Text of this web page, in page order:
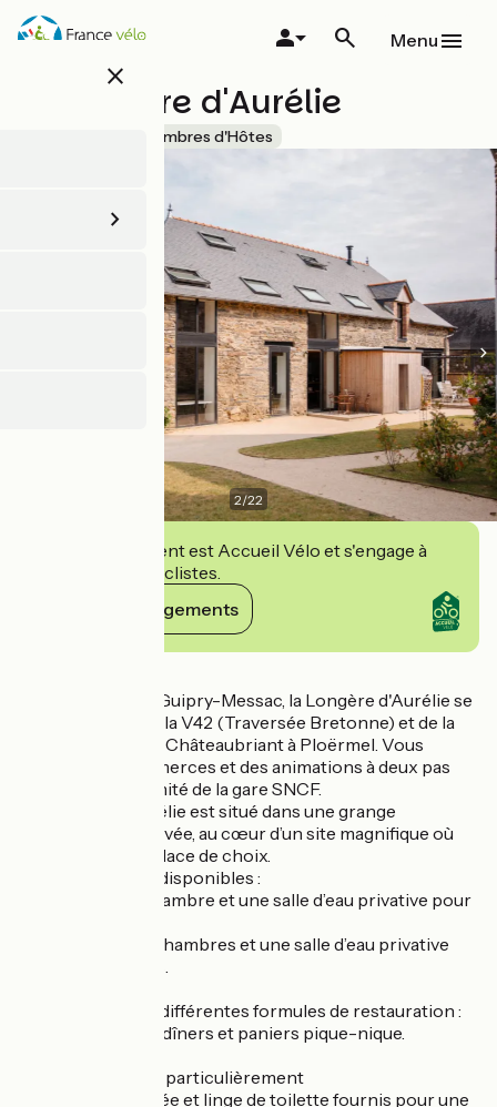
Aller
au
close
Menu
La Longère d'Aurélie
Chambres d'Hôtes
2/22
Cet établissement est Accueil Vélo et s'engage à
accueillir des cyclistes.
Voir ses engagements
Situé au cœur de Guipry-Messac, la Longère d'Aurélie se
trouve à 100 m de la V42 (Traversée Bretonne) et de la
Voie Verte reliant Châteaubriant à Ploërmel. Vous
profitez des commerces et des animations à deux pas
ainsi que la proximité de la gare SNCF.
La Longère d'Aurélie est situé dans une grange
entièrement rénovée, au cœur d’un site magnifique où
l’art occupe une place de choix.
Deux offres sont disponibles :
« En famille » : 1 chambre et une salle d’eau privative pour
« Entre amis » : 2 chambres et une salle d’eau privative
pour 6 personnes.
Nous proposons différentes formules de restauration :
petits-déjeuners, dîners et paniers pique-nique.
Vous apprécierez particulièrement
- Lits faits à l'arrivée et linge de toilette fournis pour une